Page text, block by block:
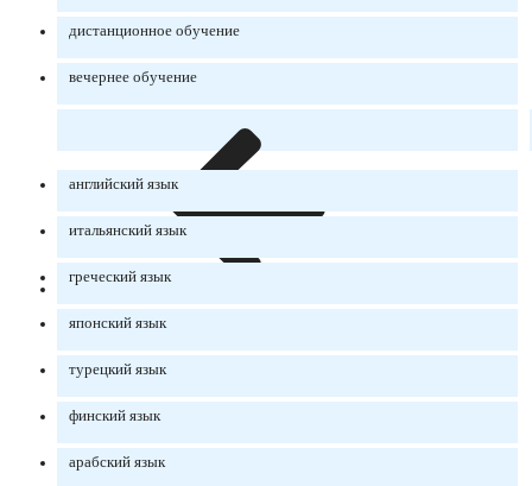
дистанционное обучение
вечернее обучение
английский язык
итальянский язык
греческий язык
японский язык
турецкий язык
финский язык
арабский язык